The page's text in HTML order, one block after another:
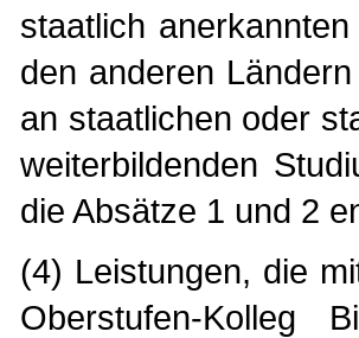
staatlich
den anderen
an staatlichen oder
weiterbildenden
die Absätze 1 und 2
(4) Leistungen, die
Oberstufen-Kolleg